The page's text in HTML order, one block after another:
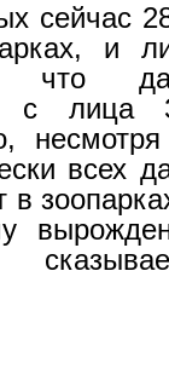
сейчас
и
что
с
всех
в